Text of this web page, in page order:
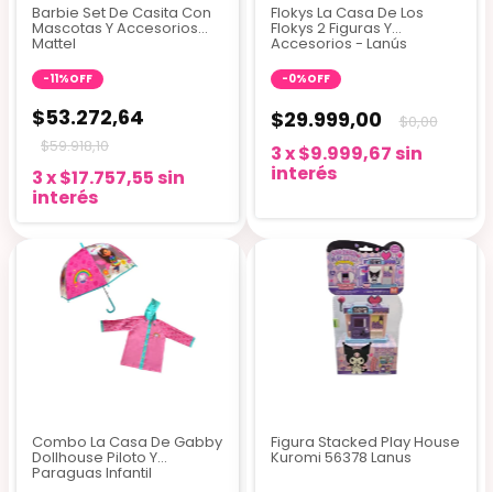
Barbie Set De Casita Con
Mascotas Y Accesorios
Mattel
-11%OFF
$53.272,64
$59.918,10
3x$17.757,55 sin
interés
Flokys La Casa De Los
Flokys 2 Figuras Y
Accesorios - Lanús
-0%OFF
$29.999,00 $0,00
3x$9.999,67 sin
interés
Combo La Casa De Gabby
Dollhouse Piloto Y
Paraguas Infantil
Figura Stacked Play House
Kuromi 56378 Lanus